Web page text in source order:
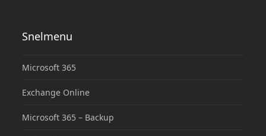
Snelmenu
Microsoft 365
Exchange Online
Microsoft 365 – Backup